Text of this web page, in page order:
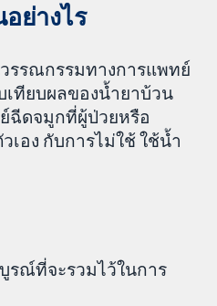
ย่างไร
รรณกรรมทางการแพทย์
เทียบผลของน้ำยาบ้วน
ฉีดจมูกที่ผู้ป่วยหรือ
อง กับการไม่ใช้ ใช้น้ำ
รณ์ที่จะรวมไว้ในการ